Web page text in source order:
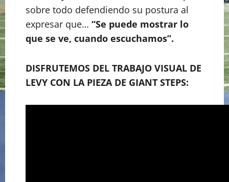
sobre todo defendiendo su postura al
expresar que… “Se puede mostrar lo
que se ve, cuando escuchamos”.
DISFRUTEMOS DEL TRABAJO VISUAL DE
LEVY CON LA PIEZA DE GIANT STEPS: